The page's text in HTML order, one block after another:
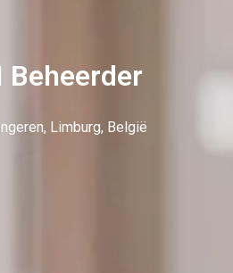
Beheerder
, Limburg, België